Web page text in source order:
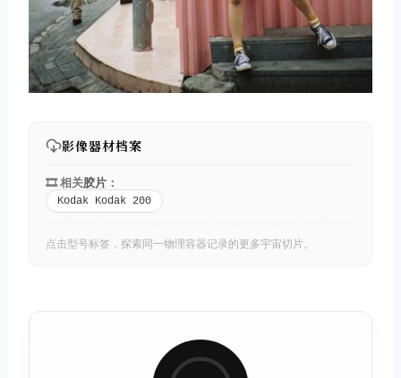
影像器材档案
🎞️ 相关胶片 ：
Kodak Kodak 200
点击型号标签，探索同一物理容器记录的更多宇宙切片。